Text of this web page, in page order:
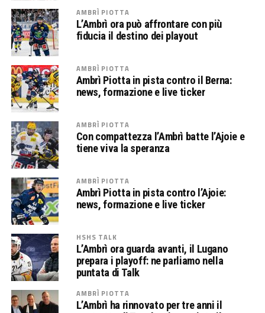
AMBRÌ PIOTTA
L’Ambrì ora può affrontare con più
fiducia il destino dei playout
AMBRÌ PIOTTA
Ambrì Piotta in pista contro il Berna:
news, formazione e live ticker
AMBRÌ PIOTTA
Con compattezza l’Ambrì batte l’Ajoie e
tiene viva la speranza
AMBRÌ PIOTTA
Ambrì Piotta in pista contro l’Ajoie:
news, formazione e live ticker
HSHS TALK
L’Ambrì ora guarda avanti, il Lugano
prepara i playoff: ne parliamo nella
puntata di Talk
AMBRÌ PIOTTA
L’Ambrì ha rinnovato per tre anni il